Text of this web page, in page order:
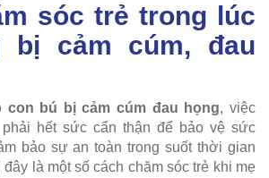
sóc trẻ trong lúc
bị cảm cúm, đau
con bú bị cảm cúm đau họng, việc
hết sức cẩn thận để bảo vệ sức
bảo sự an toàn trong suốt thời gian
là một số cách chăm sóc trẻ khi mẹ